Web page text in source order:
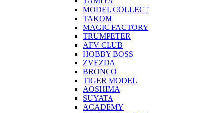
MODEL COLLECT
TAKOM
MAGIC FACTORY
TRUMPETER
AFV CLUB
HOBBY BOSS
ZVEZDA
BRONCO
TIGER MODEL
AOSHIMA
SUYATA
ACADEMY